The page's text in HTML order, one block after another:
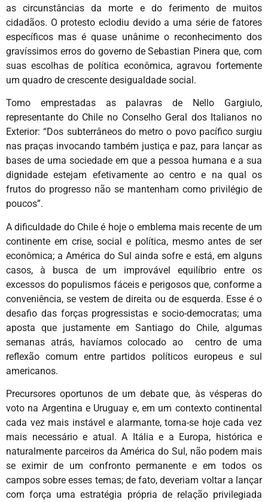
as circunstâncias da morte e do ferimento de muitos
cidadãos. O protesto eclodiu devido a uma série de fatores
específicos mas é quase unânime o reconhecimento dos
gravíssimos erros do governo de Sebastian Pinera que, com
suas escolhas de política econômica, agravou fortemente
um quadro de crescente desigualdade social.
Tomo emprestadas as palavras de Nello Gargiulo,
representante do Chile no Conselho Geral dos Italianos no
Exterior: “Dos subterrâneos do metro o povo pacífico surgiu
nas praças invocando também justiça e paz, para lançar as
bases de uma sociedade em que a pessoa humana e a sua
dignidade estejam efetivamente ao centro e na qual os
frutos do progresso não se mantenham como privilégio de
poucos”.
A dificuldade do Chile é hoje o emblema mais recente de um
continente em crise, social e política, mesmo antes de ser
econômica; a América do Sul ainda sofre e está, em alguns
casos, à busca de um improvável equilíbrio entre os
excessos do populismos fáceis e perigosos que, conforme a
conveniência, se vestem de direita ou de esquerda. Esse é o
desafio das forças progressistas e socio-democratas; uma
aposta que justamente em Santiago do Chile, algumas
semanas atrás, havíamos colocado ao centro de uma
reflexão comum entre partidos políticos europeus e sul
americanos.
Precursores oportunos de um debate que, às vésperas do
voto na Argentina e Uruguay e, em um contexto continental
cada vez mais instável e alarmante, torna-se hoje cada vez
mais necessário e atual. A Itália e a Europa, histórica e
naturalmente parceiros da América do Sul, não podem mais
se eximir de um confronto permanente e em todos os
campos sobre esses temas; de fato, deveriam voltar a lançar
com força uma estratégia própria de relação privilegiada